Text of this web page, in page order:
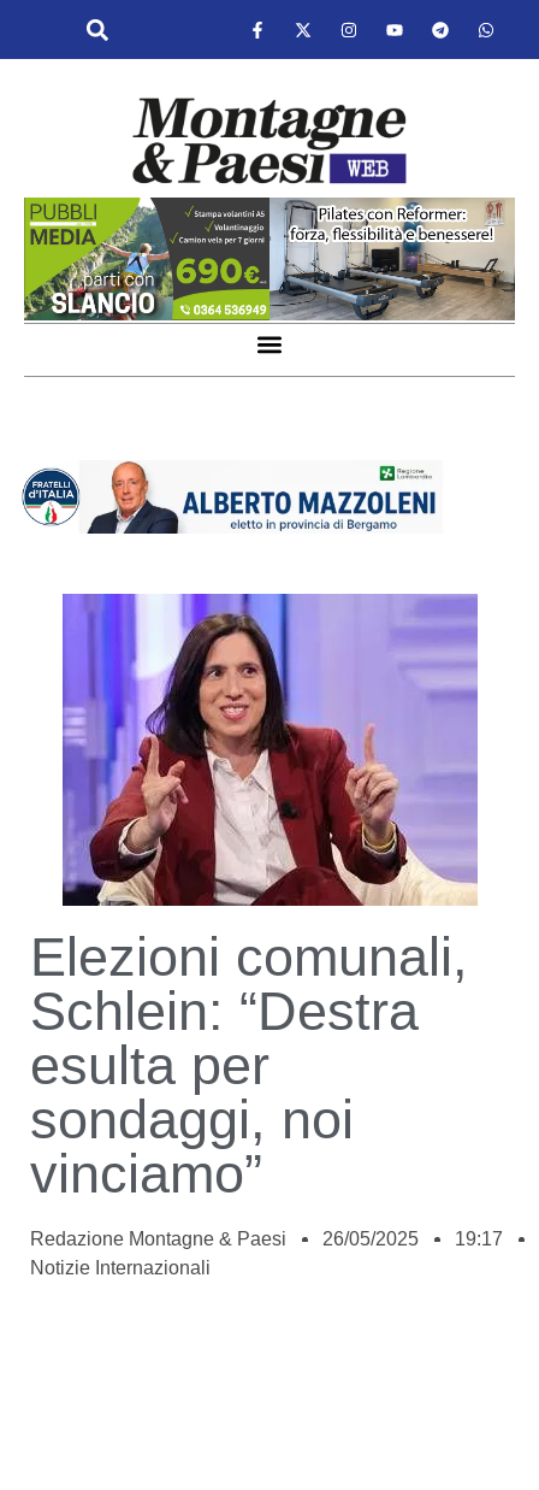
Elezioni comunali,
Schlein: “Destra
esulta per
sondaggi, noi
vinciamo”
Redazione Montagne & Paesi 26/05/2025
19:17
Notizie Internazionali